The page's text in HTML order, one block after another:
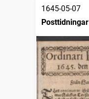
1645-05-07
Posttidningar